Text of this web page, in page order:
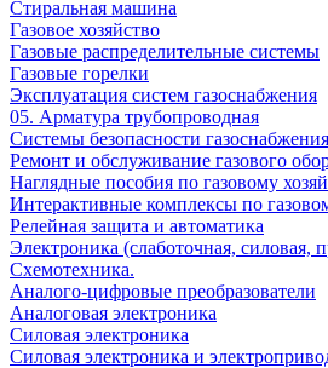
Стиральная машина
Газовое хозяйство
Газовые распределительные системы
Газовые горелки
Эксплуатация систем газоснабжения
05. Арматура трубопроводная
Системы безопасности газоснабжения
Ремонт и обслуживание газового
Наглядные пособия по газовому
Интерактивные комплексы по
Релейная защита и автоматика
Электроника (слаботочная, силовая,
Схемотехника.
Аналого-цифровые преобразователи
Аналоговая электроника
Cиловая электроника
Cиловая электроника и